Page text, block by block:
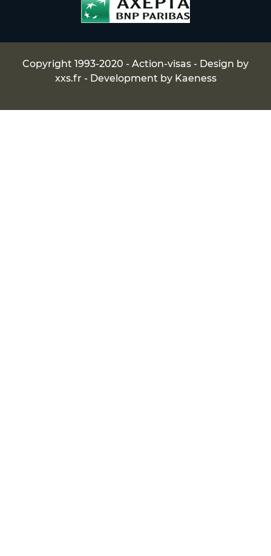
Copyright 1993-2020 - Action-visas - Design by
xxs.fr - Development by Kaeness